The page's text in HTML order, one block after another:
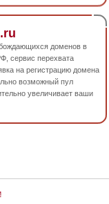
доменов в
сервис перехвата
на регистрацию домена
возможный пул
увеличивает ваши